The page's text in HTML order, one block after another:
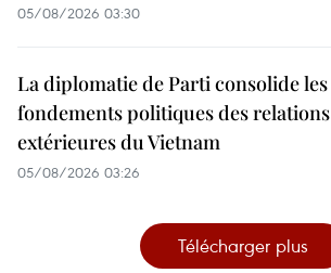
05/08/2026 03:30
La diplomatie de Parti consolide les
fondements politiques des relations
extérieures du Vietnam
05/08/2026 03:26
Télécharger plus